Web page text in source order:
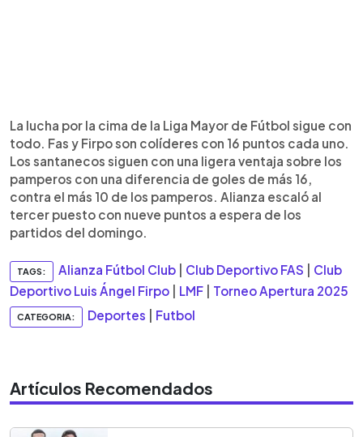
La lucha por la cima de la Liga Mayor de Fútbol sigue con
todo. Fas y Firpo son colíderes con 16 puntos cada uno.
Los santanecos siguen con una ligera ventaja sobre los
pamperos con una diferencia de goles de más 16,
contra el más 10 de los pamperos. Alianza escaló al
tercer puesto con nueve puntos a espera de los
partidos del domingo.
TAGS: Alianza Fútbol Club Club Deportivo FAS
Club
Deportivo Luis Ángel Firpo
LMF Torneo Apertura 2025
CATEGORIA: Deportes Futbol
Artículos Recomendados